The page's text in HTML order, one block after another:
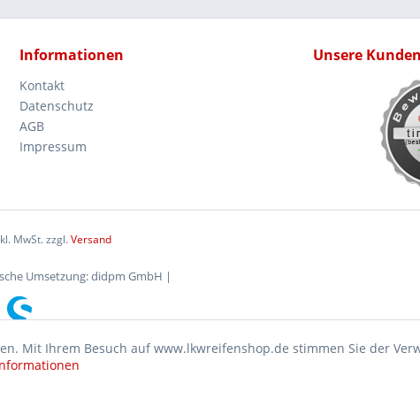
Informationen
Kontakt
Datenschutz
AGB
Impressum
Unsere
MwSt. zzgl.Versand
Umsetzung: didpm GmbH |
Mit Ihrem Besuch auf www.lkwreifenshop.de stimmen Sie der